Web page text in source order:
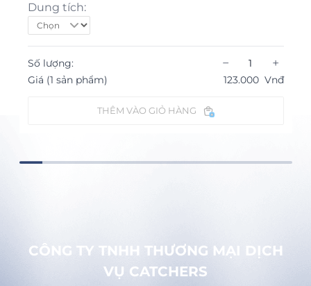
Dung tích:
Số lượng: − +
Giá (1 sản phẩm) 123.000 Vnđ
THÊM VÀO GIỎ HÀNG
CÔNG TY TNHH THƯƠNG MẠI DỊCH
VỤ CATCHERS